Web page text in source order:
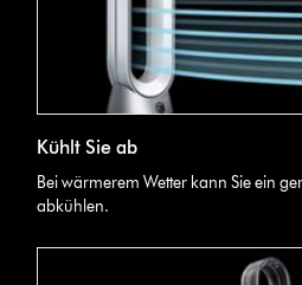
Kühlt Sie ab
Bei wärmerem Wetter kann Sie ein
abkühlen.